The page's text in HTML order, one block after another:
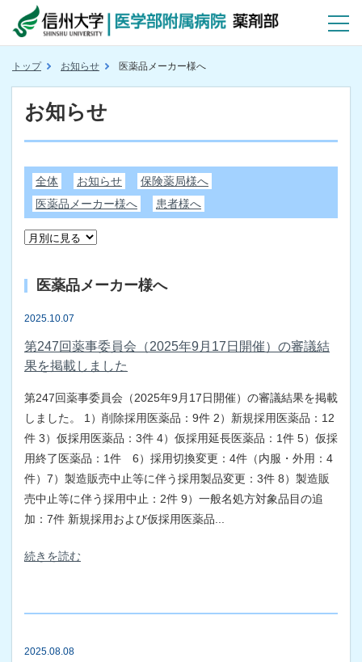
トップ お知らせ 医薬品メーカー様へ
お知らせ
全体 お知らせ
保険薬局様へ
医薬品メーカー様へ
患者様へ
医薬品メーカー様へ
2025.10.07
第247回薬事委員会（2025年9月17日開催）の審議結
果を掲載しました
第247回薬事委員会（2025年9月17日開催）の審議結果を掲載
しました。 1）削除採用医薬品：9件 2）新規採用医薬品：12
件 3）仮採用医薬品：3件 4）仮採用延長医薬品：1件 5）仮採
用終了医薬品：1件 6）採用切換変更：4件（内服・外用：4
件）7）製造販売中止等に伴う採用製品変更：3件 8）製造販
売中止等に伴う採用中止：2件 9）一般名処方対象品目の追
加：7件 新規採用および仮採用医薬品...
続きを読む
2025.08.08